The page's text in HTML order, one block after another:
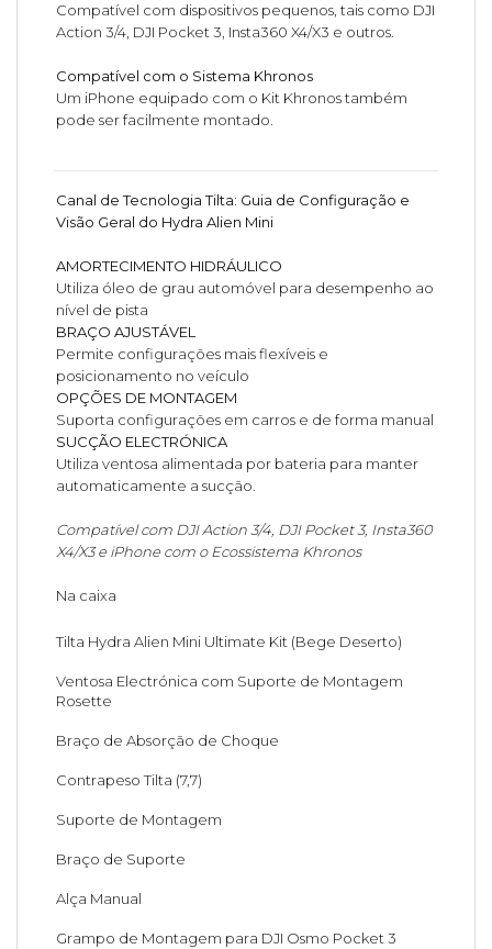
Compatível com dispositivos pequenos, tais como DJI
Action 3/4, DJI Pocket 3, Insta360 X4/X3 e outros.
Compatível com o Sistema Khronos
Um iPhone equipado com o Kit Khronos também
pode ser facilmente montado.
Canal de Tecnologia Tilta: Guia de Configuração e
Visão Geral do Hydra Alien Mini
AMORTECIMENTO HIDRÁULICO
Utiliza óleo de grau automóvel para desempenho ao
nível de pista
BRAÇO AJUSTÁVEL
Permite configurações mais flexíveis e
posicionamento no veículo
OPÇÕES DE MONTAGEM
Suporta configurações em carros e de forma manual
SUCÇÃO ELECTRÓNICA
Utiliza ventosa alimentada por bateria para manter
automaticamente a sucção.
Compatível com DJI Action 3/4, DJI Pocket 3, Insta360
X4/X3 e iPhone com o Ecossistema Khronos
Na caixa
Tilta Hydra Alien Mini Ultimate Kit (Bege Deserto)
Ventosa Electrónica com Suporte de Montagem
Rosette
Braço de Absorção de Choque
Contrapeso Tilta (7,7)
Suporte de Montagem
Braço de Suporte
Alça Manual
Grampo de Montagem para DJI Osmo Pocket 3